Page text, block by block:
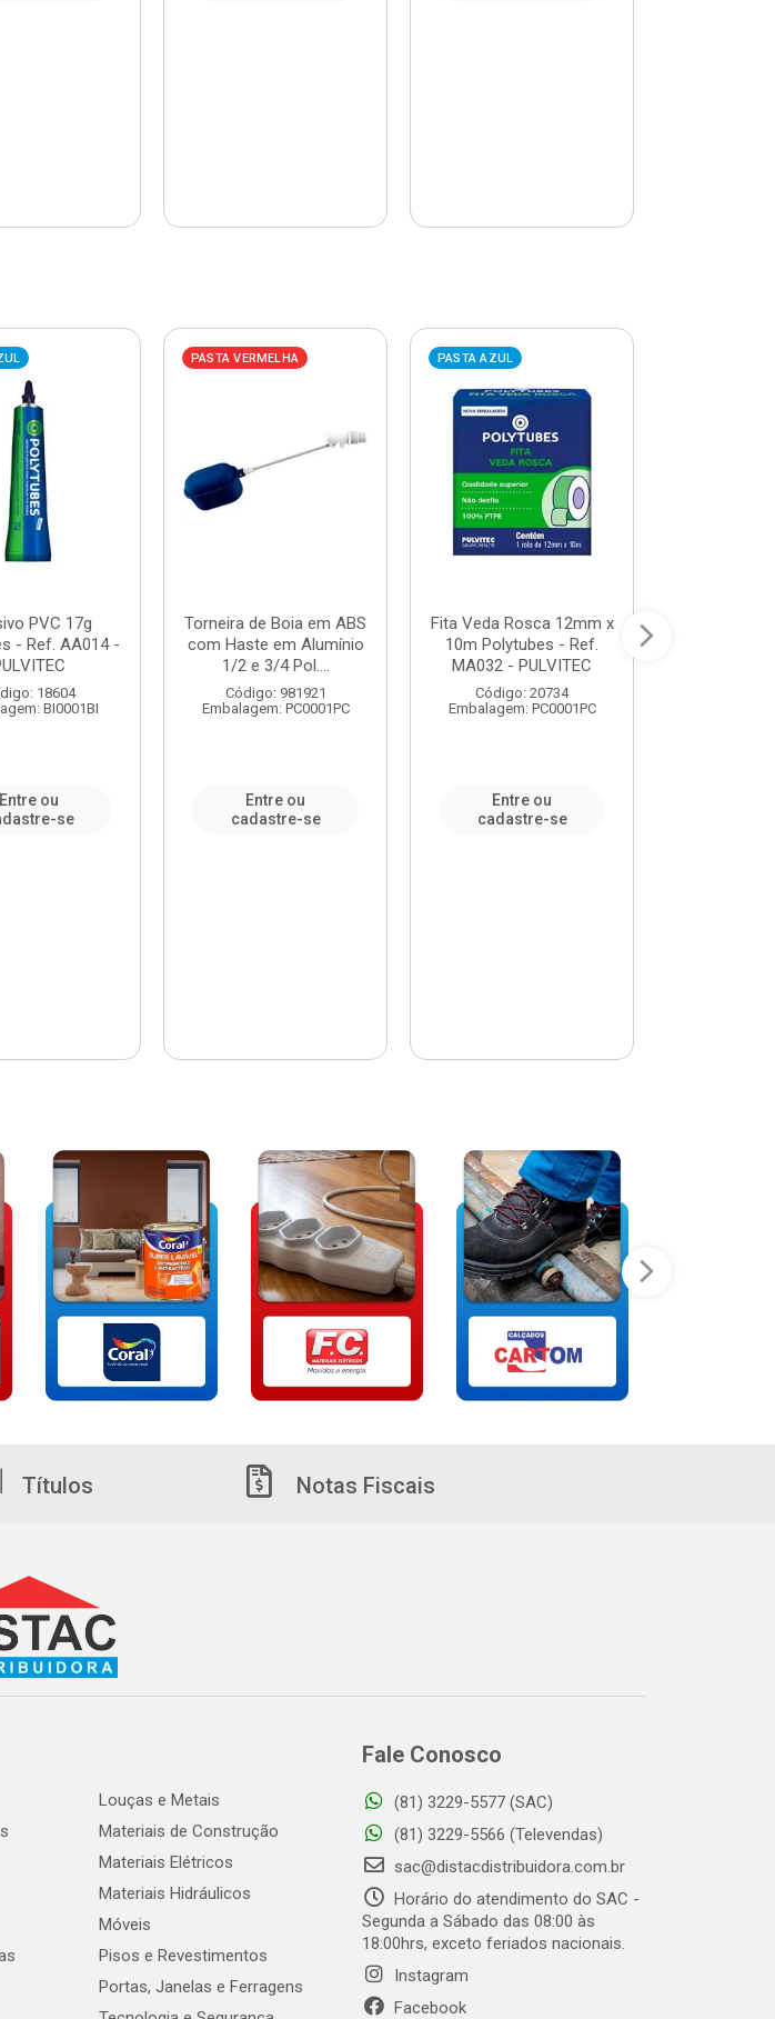
PVC 17g
- Ref. AA014 -
18604
BI0001BI
Entre ou
se
PASTA VERMELHA
Torneira de Boia em ABS
com Haste em Alumínio
1/2 e 3/4 Pol....
Código: 981921
Embalagem: PC0001PC
Entre ou
cadastre-se
PASTA AZUL
Fita Veda Rosca 12mm x
10m Polytubes - Ref.
MA032 - PULVITEC
Código: 20734
Embalagem: PC0001PC
Entre ou
cadastre-se
Títulos Notas Fiscais
Louças e Metais
Materiais de Construção
Materiais Elétricos
Materiais Hidráulicos
Móveis
Pisos e Revestimentos
Portas, Janelas e Ferragens
Fale Conosco
(81) 3229-5577 (SAC)
(81) 3229-5566 (Televendas)
sac@distacdistribuidora.com.br
Horário do atendimento do SAC -
Segunda a Sábado das 08:00 às
18:00hrs, exceto feriados nacionais.
Instagram
Facebook